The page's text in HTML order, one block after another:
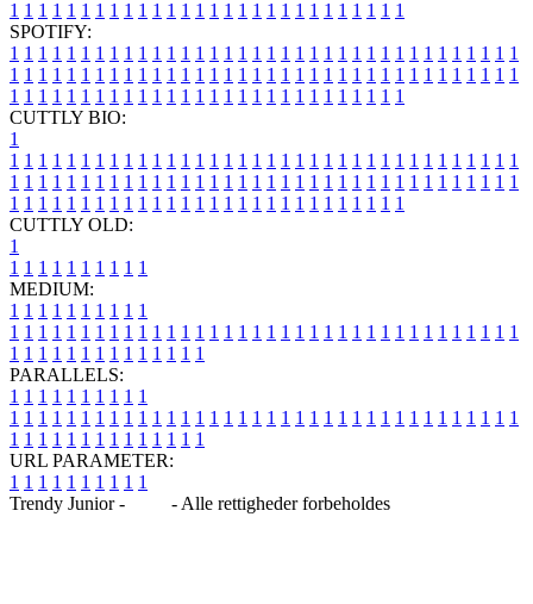
1 1 1 1 1 1 1 1 1 1 1 1 1 1 1 1 1 1 1 1 1 1 1 1 1 1 1 1
SPOTIFY:
1 1 1 1 1 1 1 1 1 1 1 1 1 1 1 1 1 1 1 1 1 1 1 1 1 1 1 1 1 1 1 1 1 1 1 1
1 1 1 1 1 1 1 1 1 1 1 1 1 1 1 1 1 1 1 1 1 1 1 1 1 1 1 1 1 1 1 1 1 1 1 1
1 1 1 1 1 1 1 1 1 1 1 1 1 1 1 1 1 1 1 1 1 1 1 1 1 1 1 1
CUTTLY BIO:
1
1 1 1 1 1 1 1 1 1 1 1 1 1 1 1 1 1 1 1 1 1 1 1 1 1 1 1 1 1 1 1 1 1 1 1 1
1 1 1 1 1 1 1 1 1 1 1 1 1 1 1 1 1 1 1 1 1 1 1 1 1 1 1 1 1 1 1 1 1 1 1 1
1 1 1 1 1 1 1 1 1 1 1 1 1 1 1 1 1 1 1 1 1 1 1 1 1 1 1 1
CUTTLY OLD:
1
1 1 1 1 1 1 1 1 1 1
MEDIUM:
1 1 1 1 1 1 1 1 1 1
1 1 1 1 1 1 1 1 1 1 1 1 1 1 1 1 1 1 1 1 1 1 1 1 1 1 1 1 1 1 1 1 1 1 1 1
1 1 1 1 1 1 1 1 1 1 1 1 1 1
PARALLELS:
1 1 1 1 1 1 1 1 1 1
1 1 1 1 1 1 1 1 1 1 1 1 1 1 1 1 1 1 1 1 1 1 1 1 1 1 1 1 1 1 1 1 1 1 1 1
1 1 1 1 1 1 1 1 1 1 1 1 1 1
URL PARAMETER:
1 1 1 1 1 1 1 1 1 1
Trendy Junior -
- Alle rettigheder forbeholdes